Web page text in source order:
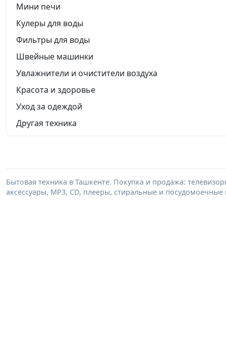
Мини печи
Кулеры для воды
Фильтры для воды
Швейные машинки
Увлажнители и очистители воздуха
Красота и здоровье
Уход за одеждой
Другая техника
Бытовая техника в Ташкенте. Покупка и продажа:
аксессуары, MP3, CD, плееры, стиральные и